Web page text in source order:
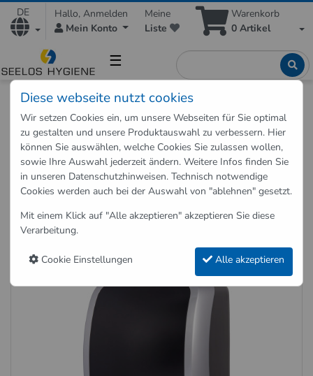
DE
Hallo, Anmelden
Mein Konto
Meine
Liste
Warenkorb
0 Artikel
☰
Shop Hygieneartikel Hygienespender
Handtuchspender
Handtuchspender Cosmos 4250 Sensor, Silber-Schwarz
Zurück zu "Handtuchspender"
Handtuchspender Cosmos 4250
Sensor, Silber-Schwarz
Art.-Nr.: 4250-COSMOS
Diese webseite nutzt cookies
Wir setzen Cookies ein, um unsere Webseiten für Sie optimal
zu gestalten und unsere Produktauswahl zu verbessern. Hier
können Sie auswählen, welche Cookies Sie zulassen wollen,
sowie Ihre Auswahl jederzeit ändern. Weitere Infos finden Sie
in unseren Datenschutzhinweisen. Technisch notwendige
Cookies werden auch bei der Auswahl von "ablehnen" gesetzt.
Mit einem Klick auf "Alle akzeptieren" akzeptieren Sie diese
Verarbeitung.
Cookie Einstellungen Alle akzeptieren